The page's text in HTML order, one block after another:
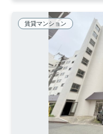
賃貸マンション